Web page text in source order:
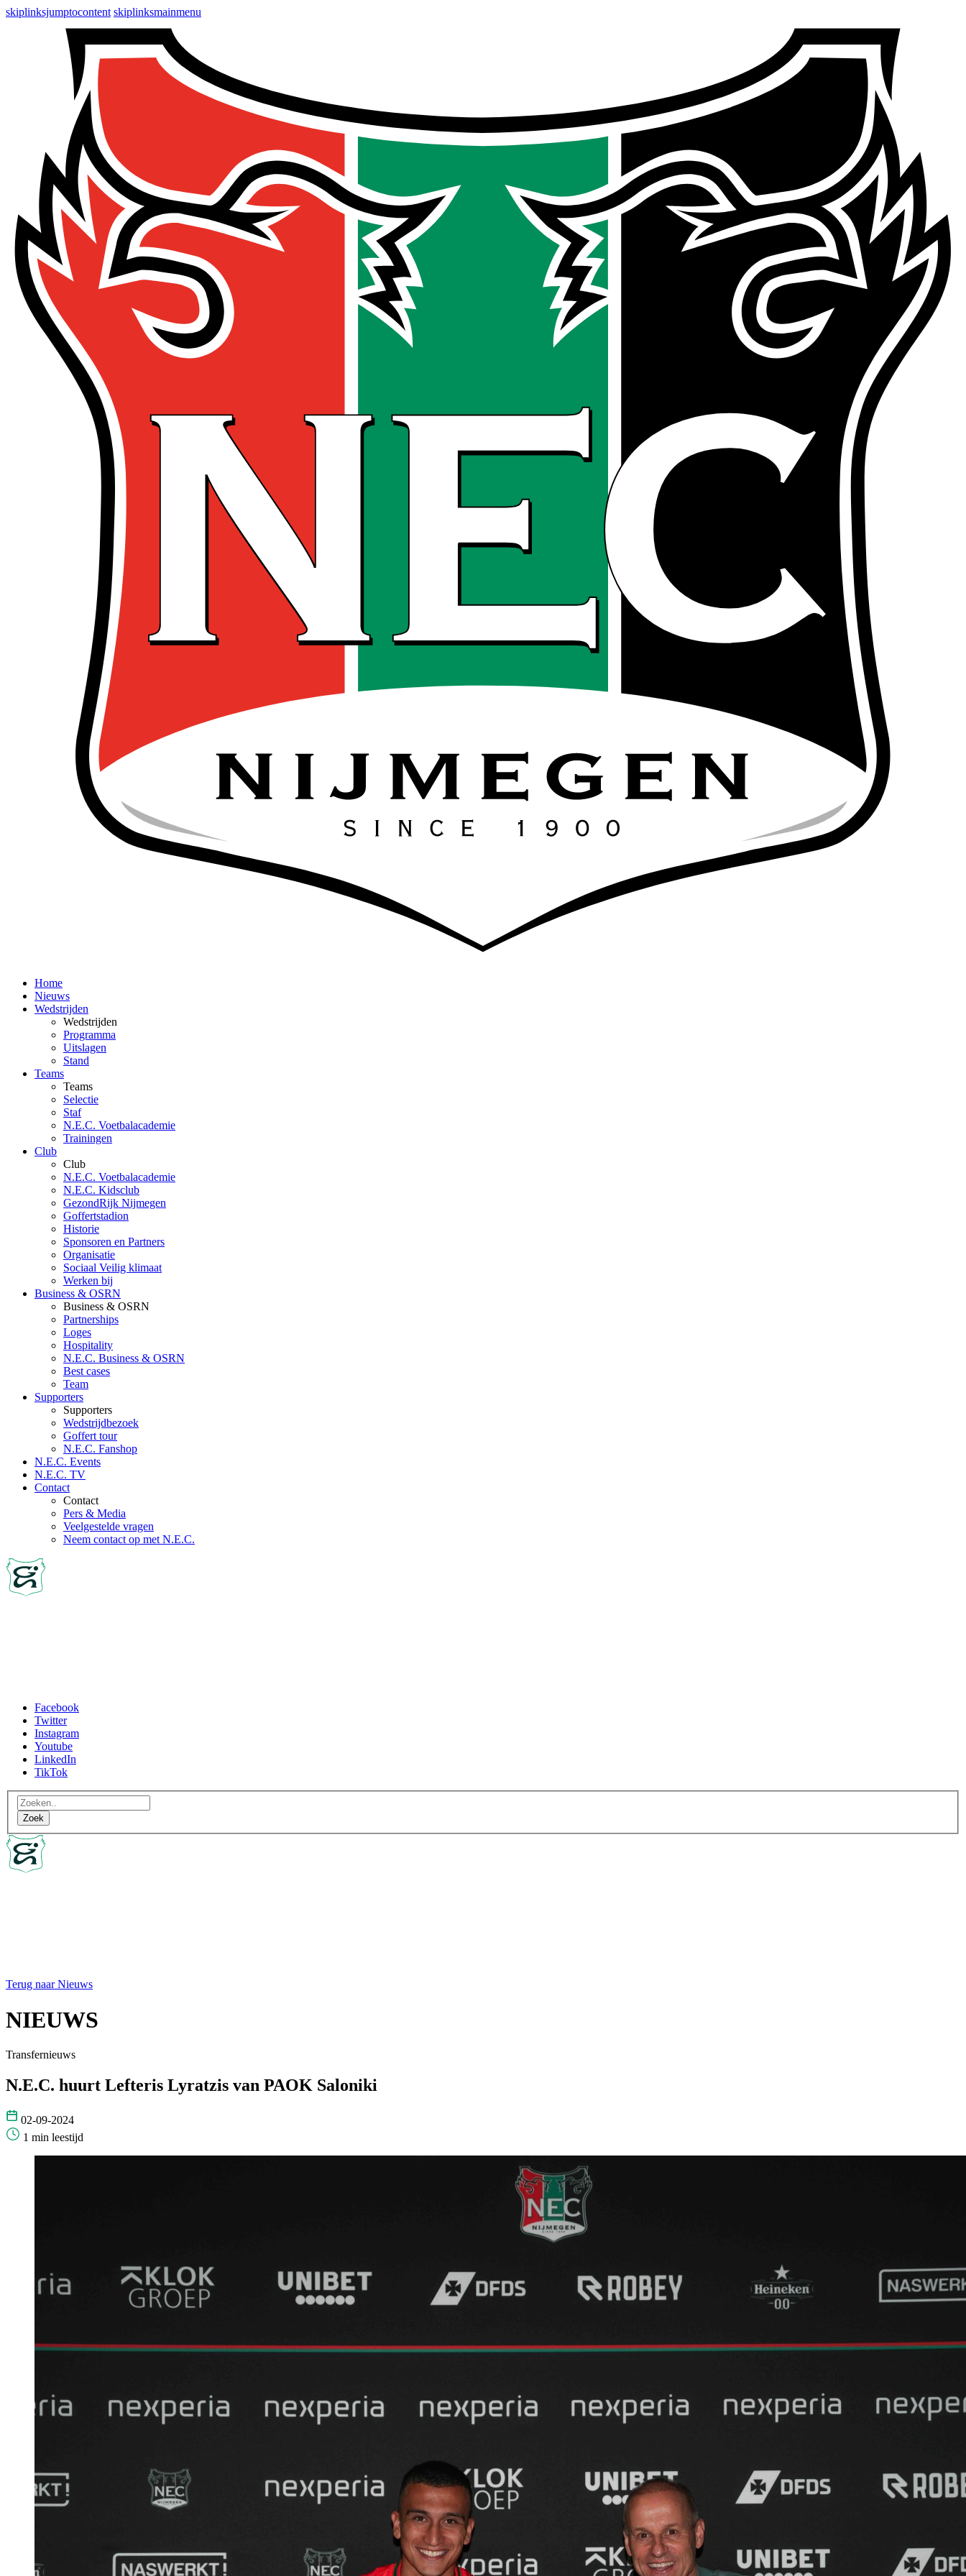
skiplinksjumptocontent skiplinksmainmenu
Home
Nieuws
Wedstrijden
Wedstrijden
Programma
Uitslagen
Stand
Teams
Teams
Selectie
Staf
N.E.C. Voetbalacademie
Trainingen
Club
Club
N.E.C. Voetbalacademie
N.E.C. Kidsclub
GezondRijk Nijmegen
Goffertstadion
Historie
Sponsoren en Partners
Organisatie
Sociaal Veilig klimaat
Werken bij
Business & OSRN
Business & OSRN
Partnerships
Loges
Hospitality
N.E.C. Business & OSRN
Best cases
Team
Supporters
Supporters
Wedstrijdbezoek
Goffert tour
N.E.C. Fanshop
N.E.C. Events
N.E.C. TV
Contact
Contact
Pers & Media
Veelgestelde vragen
Neem contact op met N.E.C.
Facebook
Twitter
Instagram
Youtube
LinkedIn
TikTok
Terug naar Nieuws
NIEUWS
Transfernieuws
N.E.C. huurt Lefteris Lyratzis van PAOK Saloniki
02-09-2024
1 min leestijd